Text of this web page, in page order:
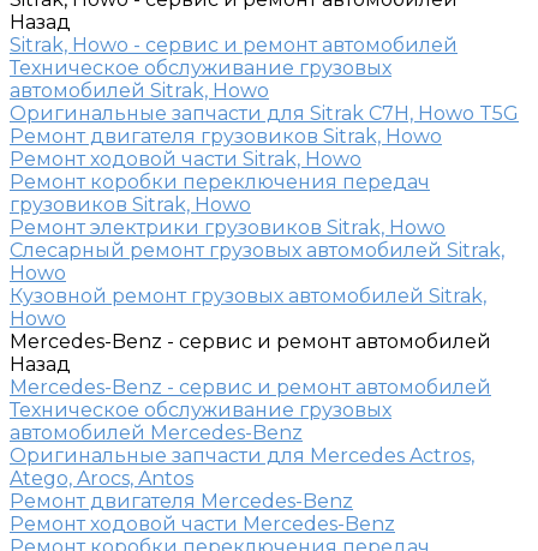
Назад
Sitrak, Howo - сервис и ремонт автомобилей
Техническое обслуживание грузовых
автомобилей Sitrak, Howo
Оригинальные запчасти для Sitrak C7H, Howo T5G
Ремонт двигателя грузовиков Sitrak, Howo
Ремонт ходовой части Sitrak, Howo
Ремонт коробки переключения передач
грузовиков Sitrak, Howo
Ремонт электрики грузовиков Sitrak, Howo
Слесарный ремонт грузовых автомобилей Sitrak,
Howo
Кузовной ремонт грузовых автомобилей Sitrak,
Howo
Mercedes-Benz - сервис и ремонт автомобилей
Назад
Mercedes-Benz - сервис и ремонт автомобилей
Техническое обслуживание грузовых
автомобилей Mercedes-Benz
Оригинальные запчасти для Mercedes Actros,
Atego, Arocs, Antos
Ремонт двигателя Mercedes-Benz
Ремонт ходовой части Mercedes-Benz
Ремонт коробки переключения передач